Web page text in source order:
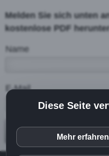
Melden Sie sich unten
kostenlose PDF
Name
E-Mail
Diese Seite
verarbeiten
Browserdaten, IP-
Mehr